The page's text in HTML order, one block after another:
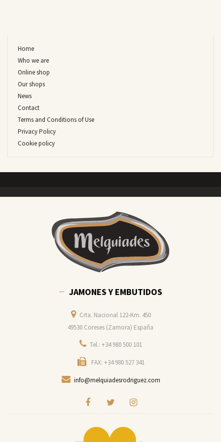
Home
Who we are
Online shop
Our shops
News
Contact
Terms and Conditions of Use
Privacy Policy
Cookie policy
JAMONES Y EMBUTIDOS
Crta. Nacional 122-Km. 450
49530 Coreses (Zamora) España
Tel.: +34 980 500 101
FAX: +34 980 527 341
info@melquiadesrodriguez.com